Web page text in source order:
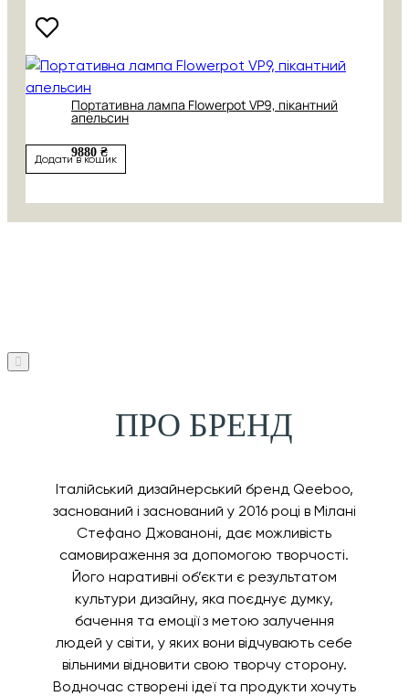
Портативна лампа Flowerpot VP9, пікантний
апельсин
9880 ₴
Додати в кошик
ПРО БРЕНД
Італійський дизайнерський бренд Qeeboo,
заснований і заснований у 2016 році в Мілані
Стефано Джованоні, дає можливість
самовираження за допомогою творчості.
Його наративні об’єкти є результатом
культури дизайну, яка поєднує думку,
бачення та емоції з метою залучення
людей у світи, у яких вони відчувають себе
вільними відновити свою творчу сторону.
Водночас створені ідеї та продукти хочуть